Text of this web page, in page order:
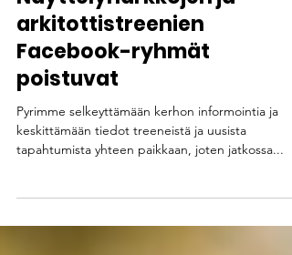
Sep 26, 2022
Näyttelyharkkojen ja
arkitottistreenien
Facebook-ryhmät
poistuvat
keskittämään tiedot treeneistä ja uusista